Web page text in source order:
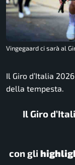
Vingegaard ci sarà al
Il Giro d’Italia
della tempesta.
Il Giro
con gli